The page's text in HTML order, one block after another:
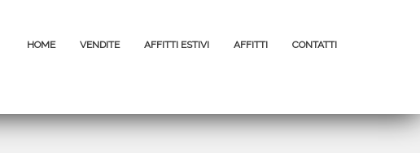
HOME VENDITE AFFITTI ESTIVI AFFITTI CONTATTI